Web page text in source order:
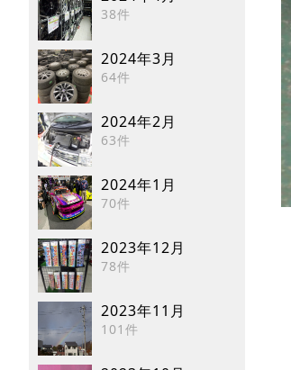
38件
2024年3月
64件
2024年2月
63件
2024年1月
70件
2023年12月
78件
2023年11月
101件